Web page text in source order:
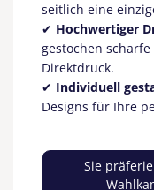
seitlich eine
✔ Hochwertiger
gestochen
Direktdruck.
✔ Individuell
Designs für Ihre
Sie